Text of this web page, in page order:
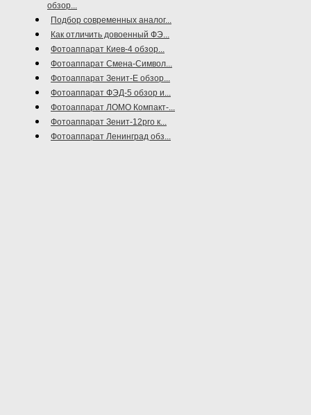
обзор...
Подбор современных аналог...
Как отличить довоенный ФЭ...
Фотоаппарат Киев-4 обзор...
Фотоаппарат Смена-Символ...
Фотоаппарат Зенит-Е обзор...
Фотоаппарат ФЭД-5 обзор и...
Фотоаппарат ЛОМО Компакт-...
Фотоаппарат Зенит-12pro к...
Фотоаппарат Ленинград обз...